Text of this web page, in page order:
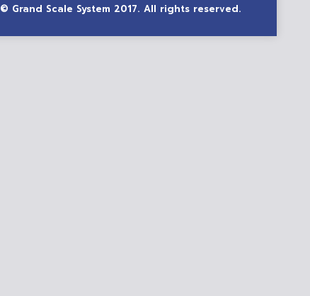
© Grand Scale System 2017. All rights reserved.